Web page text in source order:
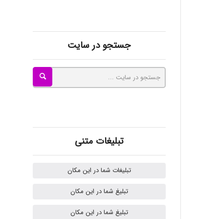
Mohammad
Tavan
جستجو در سایت
تبلیغات متنی
تبلیغات شما در این مکان
تبلیغ شما در این مکان
تبلیغ شما در این مکان